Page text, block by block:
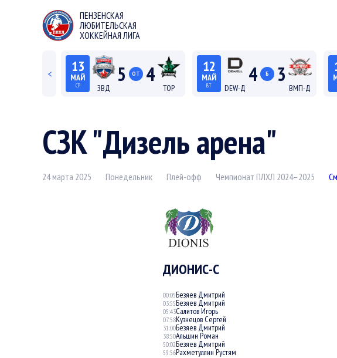
ПЕНЗЕНСКАЯ
ЛЮБИТЕЛЬСКАЯ
ХОККЕЙНАЯ ЛИГА
< 13
МАЙ
СР ЗВД
5 ОТ 4
ТОР
12
МАЙ
ВТ DEW-Д
4 Б 3
ВМП-Д
СЗК "Дизель арена"
24 марта 2025 Понедельник Плей-офф Чемпионат ПЛХЛ 2024–2025
ДИОНИС-С
00:05Безяев Дмитрий
03:55Безяев Дмитрий
05:43Салитов Игорь
07:58Кузнецов Сергей
31:00Безяев Дмитрий
38:50Альшин Роман
50:02Безяев Дмитрий
59:56Рахметуллин Рустям